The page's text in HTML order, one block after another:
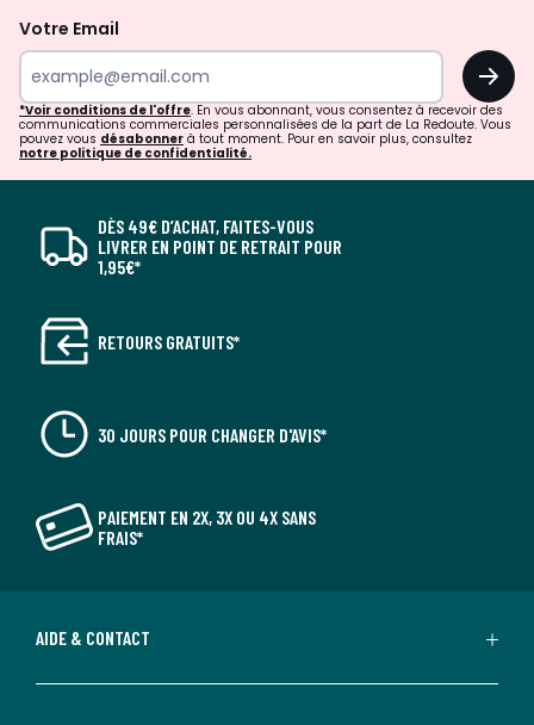
Votre Email
OK
*Voir conditions de l'offre. En vous abonnant, vous consentez à recevoir des
communications commerciales personnalisées de la part de La Redoute. Vous
pouvez vous désabonner à tout moment. Pour en savoir plus, consultez
notre politique de confidentialité.
DÈS 49€ D’ACHAT, FAITES-VOUS
LIVRER EN POINT DE RETRAIT POUR
1,95€*
RETOURS GRATUITS*
30 JOURS POUR CHANGER D'AVIS*
PAIEMENT EN 2X, 3X OU 4X SANS
FRAIS*
AIDE & CONTACT